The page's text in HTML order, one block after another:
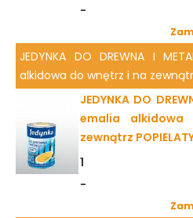
-
JEDYNKA DO DREWNA I
alkidowa do wnętrz i na
JEDYNKA DO
emalia
zewnątrz
1
-